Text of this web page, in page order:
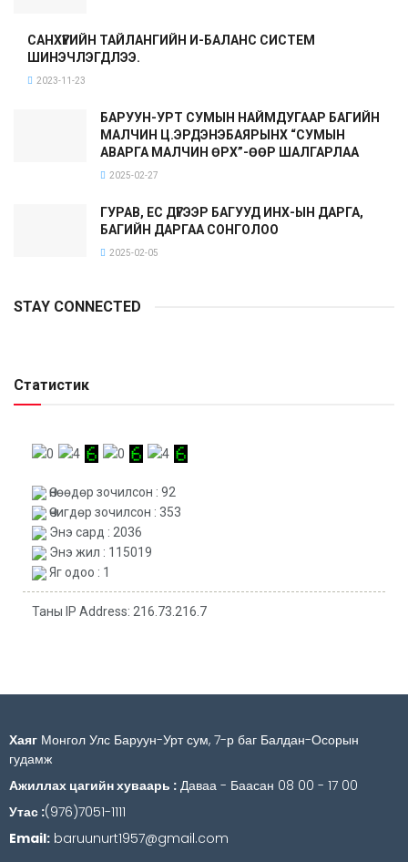
САНХҮҮГИЙН ТАЙЛАНГИЙН И-БАЛАНС СИСТЕМ
ШИНЭЧЛЭГДЛЭЭ.
2023-11-23
БАРУУН-УРТ СУМЫН НАЙМДУГААР БАГИЙН
МАЛЧИН Ц.ЭРДЭНЭБАЯРЫНХ “СУМЫН
АВАРГА МАЛЧИН ӨРХ”-ӨӨР ШАЛГАРЛАА
2025-02-27
ГУРАВ, ЕС ДҮГЭЭР БАГУУД ИНХ-ЫН ДАРГА,
БАГИЙН ДАРГАА СОНГОЛОО
2025-02-05
STAY CONNECTED
Статистик
Өнөөдөр зочилсон : 92
Өчигдөр зочилсон : 353
Энэ сард : 2036
Энэ жил : 115019
Яг одоо : 1
Таны IP Address: 216.73.216.7
Хаяг Монгол Улс Баруун-Урт сум, 7-р баг Балдан-Осорын
гудамж
Ажиллах цагийн хуваарь : Даваа - Баасан 08 00 - 17 00
Утас :(976)7051-1111
Email: baruunurt1957@gmail.com